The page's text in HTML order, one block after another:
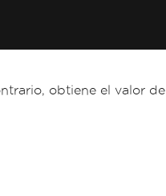
obtiene el valor de